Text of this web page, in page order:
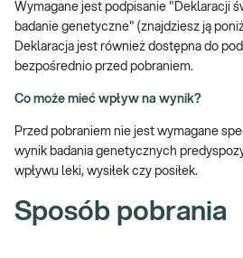
profilowanie genetyczne, z unikalnym
algorytmem sztucznej inteligencji do
oddziaływań poszczególnych genów.
dyscypliny sportu.
Informacje uzyskane w raporcie
dietetykami. Raport pomoże dobrać
Wymagane jest podpisanie "Deklaracji
badanie genetyczne" (znajdziesz ją
Deklaracja jest również dostępna do
bezpośrednio przed pobraniem.
Co może mieć wpływ na wynik?
Przed pobraniem nie jest wymagane
wynik badania genetycznych
wpływu leki, wysiłek czy posiłek.
Sposób pobrania